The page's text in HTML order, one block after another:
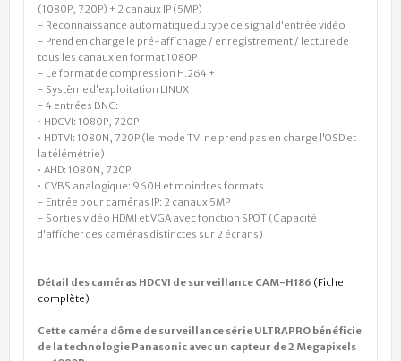
(1080P, 720P) + 2 canaux IP (5MP)
- Reconnaissance automatique du type de signal d'entrée vidéo
- Prend en charge le pré-affichage / enregistrement / lecture de
tous les canaux en format 1080P
- Le format de compression H.264 +
- Système d'exploitation LINUX
- 4 entrées BNC:
• HDCVI: 1080P, 720P
• HDTVI: 1080N, 720P (le mode TVI ne prend pas en charge l'OSD et
la télémétrie)
• AHD: 1080N, 720P
• CVBS analogique: 960H et moindres formats
- Entrée pour caméras IP: 2 canaux 5MP
- Sorties vidéo HDMI et VGA avec fonction SPOT (Capacité
d'afficher des caméras distinctes sur 2 écrans)
Détail des caméras HDCVI de surveillance CAM-H186 (Fiche
complète)
Cette caméra dôme de surveillance série ULTRAPRO bénéficie
de la technologie Panasonic avec un capteur de 2 Megapixels